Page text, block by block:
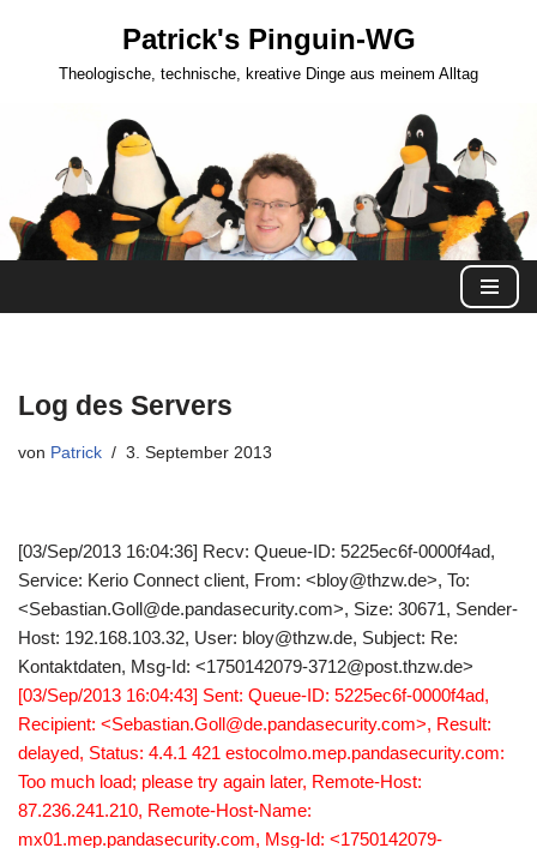
Patrick's Pinguin-WG
Theologische, technische, kreative Dinge aus meinem Alltag
Log des Servers
von Patrick 3. September 2013
[03/Sep/2013 16:04:36] Recv: Queue-ID: 5225ec6f-0000f4ad,
Service: Kerio Connect client, From: <bloy@thzw.de>, To:
<Sebastian.Goll@de.pandasecurity.com>, Size: 30671, Sender-
Host: 192.168.103.32, User: bloy@thzw.de, Subject: Re:
Kontaktdaten, Msg-Id: <1750142079-3712@post.thzw.de>
[03/Sep/2013 16:04:43] Sent: Queue-ID: 5225ec6f-0000f4ad,
Recipient: <Sebastian.Goll@de.pandasecurity.com>, Result:
delayed, Status: 4.4.1 421 estocolmo.mep.pandasecurity.com:
Too much load; please try again later, Remote-Host:
87.236.241.210, Remote-Host-Name:
mx01.mep.pandasecurity.com, Msg-Id: <1750142079-